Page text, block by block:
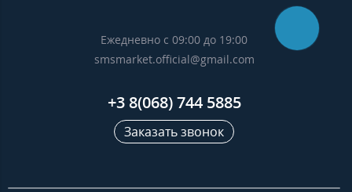
Ежедневно с 09:00 до 19:00
smsmarket.official@gmail.com
+3 8(068) 744 5885
Заказать звонок